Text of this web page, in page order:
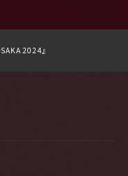
2024』